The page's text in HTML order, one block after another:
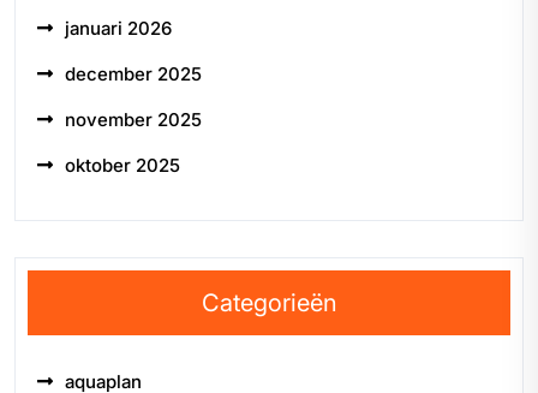
januari 2026
december 2025
november 2025
oktober 2025
Categorieën
aquaplan